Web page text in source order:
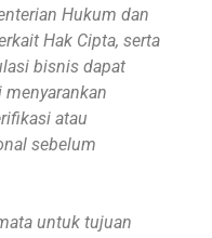
Hukum dan
Hak Cipta, serta
bisnis dapat
atau
sebelum
untuk tujuan